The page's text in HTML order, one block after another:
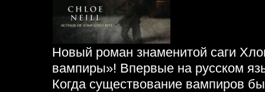
Новый роман знаменитой саги
вампиры»! Впервые на русском
Когда существование вампиров